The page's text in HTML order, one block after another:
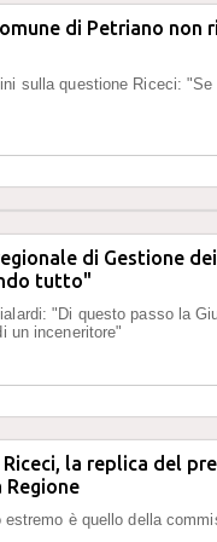
di Petriano
sulla questione Riceci:
di Gestione
tutto"
"Di questo passo la
un inceneritore"
Riceci, la replica del
estremo è quello della